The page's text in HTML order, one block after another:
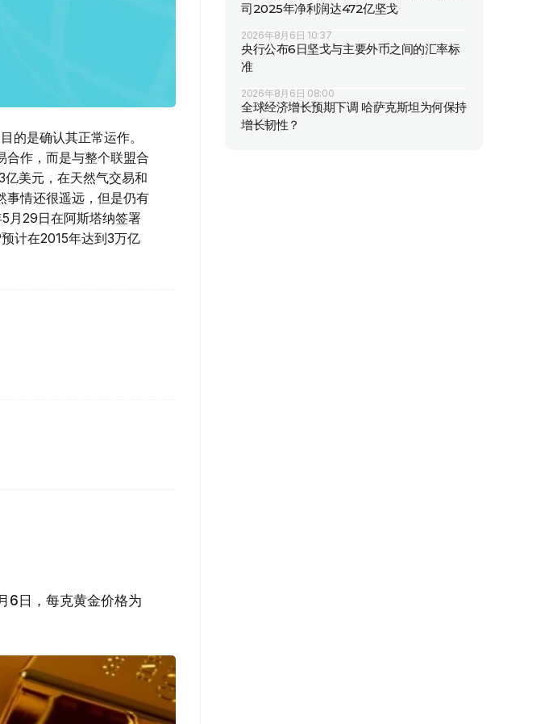
的是确认其正常运作。
合作，而是与整个联盟合
美元，在天然气交易和
事情还很遥远，但是仍有
月29日在阿斯塔纳签署
计在2015年达到3万亿
6日，每克黄金价格为
司2025年净利润达472亿坚戈
2026年8月6日 10:37
央行公布6日坚戈与主要外币之间的汇率标
准
2026年8月6日 08:00
全球经济增长预期下调 哈萨克斯坦为何保持
增长韧性？